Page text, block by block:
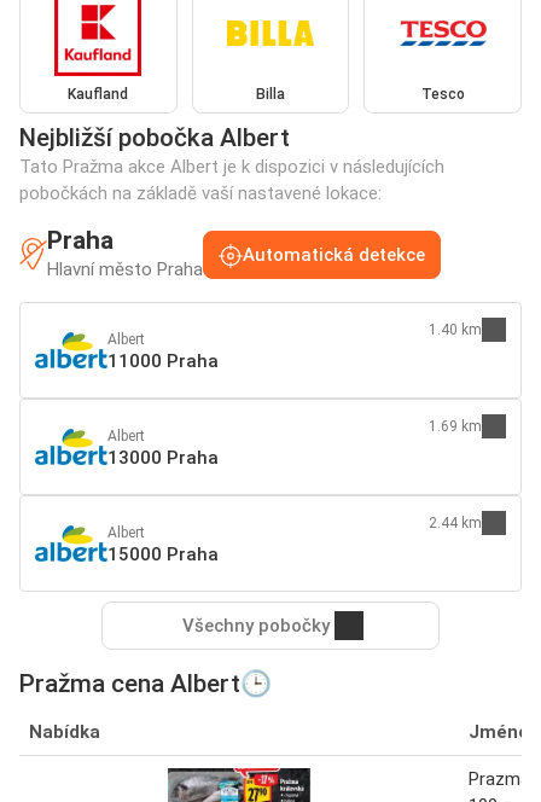
Kaufland Billa Tesco
Nejbližší pobočka Albert
Tato Pražma akce Albert je k dispozici v následujících
pobočkách na základě vaší nastavené lokace:
Praha
Hlavní město Praha
Automatická detekce
Albert
11000 Praha
1.40 km
Albert
13000 Praha
1.69 km
Albert
15000 Praha
2.44 km
Všechny pobočky
Pražma cena Albert🕒
Nabídka Jméno
Prazma